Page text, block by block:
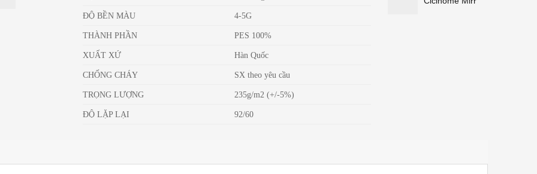
ĐỘ BỀN MÀU 4-5G
THÀNH PHẦN PES 100%
XUẤT XỨ Hàn Quốc
CHỐNG CHÁY SX theo yêu cầu
TRỌNG LƯỢNG 235g/m2 (+/-5%)
ĐỘ LẶP LẠI 92/60